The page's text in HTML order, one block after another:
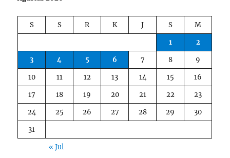
S S R K J S
M
1
2
3
4 5 6 7 8
9
10
11 12 13 14 15
16
17
18 19 20 21 22
23
24
25 26 27 28 29
30
31
« Jul